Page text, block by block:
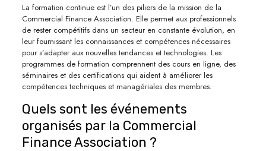
La formation continue est l’un des piliers de la mission de la
Commercial Finance Association. Elle permet aux professionnels
de rester compétitifs dans un secteur en constante évolution, en
leur fournissant les connaissances et compétences nécessaires
pour s’adapter aux nouvelles tendances et technologies. Les
programmes de formation comprennent des cours en ligne, des
séminaires et des certifications qui aident à améliorer les
compétences techniques et managériales des membres.
Quels sont les événements
organisés par la Commercial
Finance Association ?